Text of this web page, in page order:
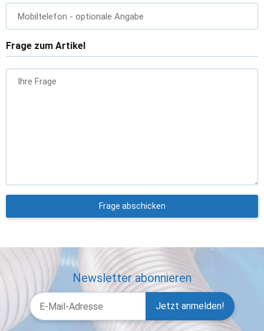
Mobiltelefon - optionale Angabe
Frage zum Artikel
Ihre Frage
Frage abschicken
Newsletter abonnieren
Jetzt anmelden!